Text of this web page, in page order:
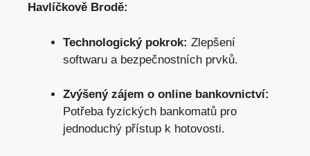
Havlíčkově Brodě:
Technologický pokrok: Zlepšení
softwaru a bezpečnostních prvků.
Zvýšený zájem o online bankovnictví:
Potřeba fyzických bankomatů pro
jednoduchý přístup k hotovosti.